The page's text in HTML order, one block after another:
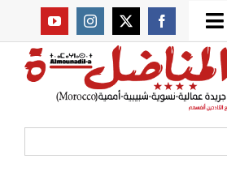
Toggle
Navigation
من نحن؟